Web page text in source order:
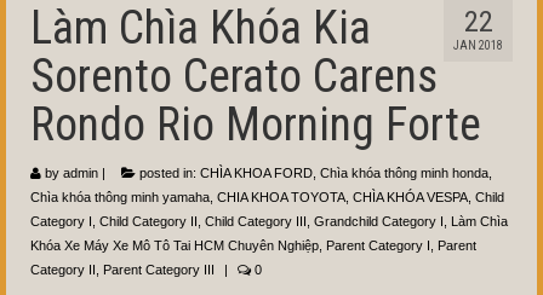
22
JAN 2018
Làm Chìa Khóa Kia
Sorento Cerato Carens
Rondo Rio Morning Forte
by admin posted in: CHÌA KHOA FORD Chìa khóa thông minh honda
Chìa khóa thông minh yamaha CHIA KHOA TOYOTA CHÌA KHÓA VESPA Child
Category I
Child Category II Child Category III Grandchild Category I
Làm Chìa
Khóa Xe Máy Xe Mô Tô Tai HCM Chuyên Nghiệp
Parent Category I
Parent
Category II
Parent Category III 0